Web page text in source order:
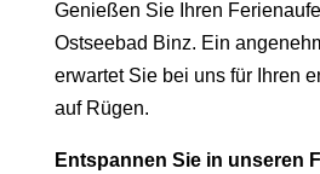
Genießen Sie Ihren
Ostseebad Binz. Ein
erwartet Sie bei uns für Ihren
auf Rügen.
Entspannen Sie in unseren